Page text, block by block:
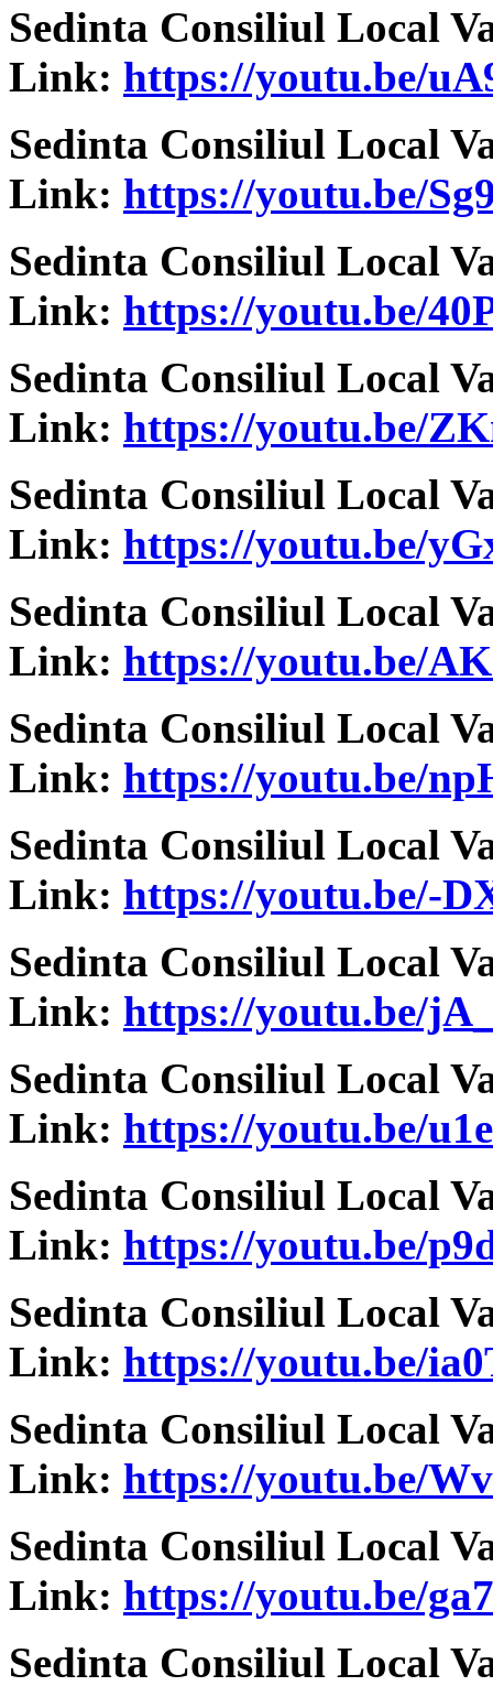
Sedinta Consiliul Local
Link: https://youtu.be/
Sedinta Consiliul Local
Link: https://youtu.be/
Sedinta Consiliul Local
Link: https://youtu.be/
Sedinta Consiliul Local
Link: https://youtu.be/
Sedinta Consiliul Local
Link: https://youtu.be/
Sedinta Consiliul Local
Link: https://youtu.be/
Sedinta Consiliul Local
Link: https://youtu.be/
Sedinta Consiliul Local
Link: https://youtu.be/-
Sedinta Consiliul Local
Link: https://youtu.be/
Sedinta Consiliul Local
Link: https://youtu.be/
Sedinta Consiliul Local
Link: https://youtu.be/
Sedinta Consiliul Local
Link: https://youtu.be/
Sedinta Consiliul Local
Link: https://youtu.be/
Sedinta Consiliul Local
Link: https://youtu.be/
Sedinta Consiliul Local